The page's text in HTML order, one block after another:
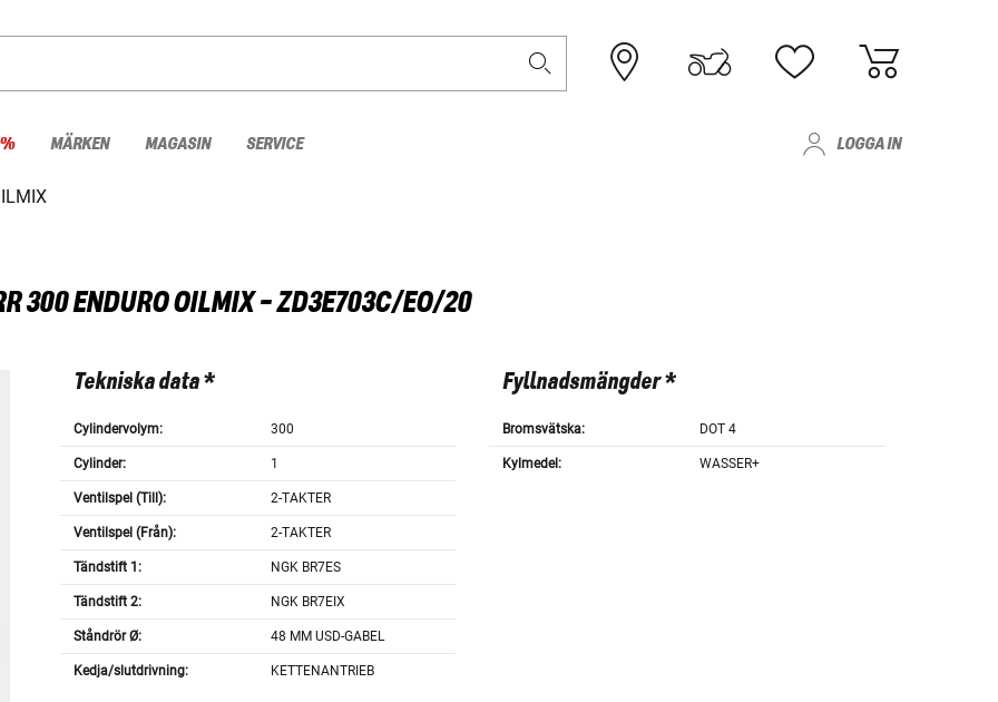
MÄRKEN MAGASIN SERVICE LOGGA IN
300 ENDURO OILMIX - ZD3E703C/EO/20
Tekniska data *
Cylindervolym: 300
Cylinder: 1
Ventilspel (Till): 2-TAKTER
Ventilspel (Från): 2-TAKTER
Tändstift 1: NGK BR7ES
Tändstift 2: NGK BR7EIX
Ståndrör Ø: 48 MM USD-GABEL
Kedja/slutdrivning: KETTENANTRIEB
Fyllnadsmängder *
Bromsvätska: DOT 4
Kylmedel: WASSER+